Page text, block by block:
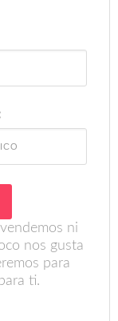
ni
nos gusta
para
ti.